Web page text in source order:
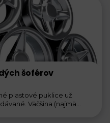
šoférov
plastové puklice už
Väčšina (najmä...